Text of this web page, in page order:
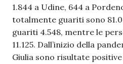
1.844 a Udine, 644 a
totalmente guariti sono
guariti 4.548, mentre le
11.125. Dall’inizio della
Giulia sono risultate